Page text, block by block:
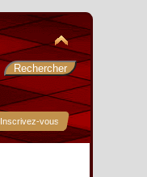
Inscrivez-vous